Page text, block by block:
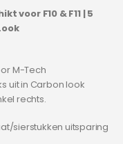
voor F10 & F11 | 5
M-Tech
uit in Carbon look
rechts.
sierstukken uitsparing